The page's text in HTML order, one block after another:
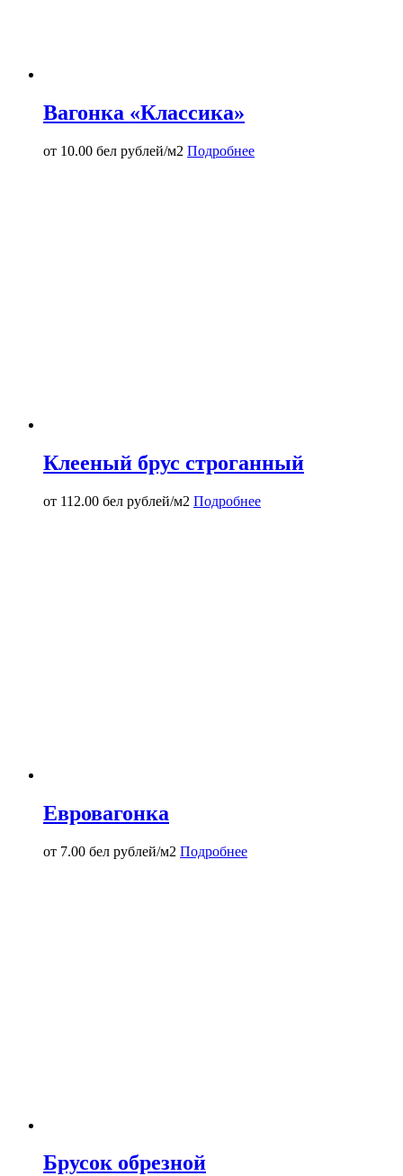
Вагонка «Классика»
от 10.00 бел рублей/м2 Подробнее
Клееный брус строганный
от 112.00 бел рублей/м2 Подробнее
Евровагонка
от 7.00 бел рублей/м2 Подробнее
Брусок обрезной